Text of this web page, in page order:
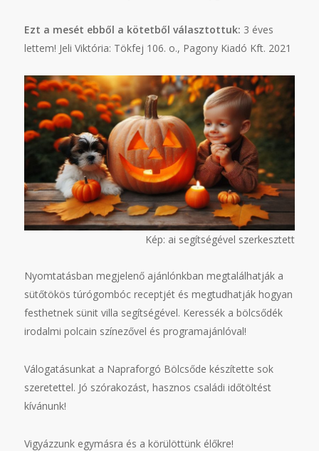
Ezt a mesét ebből a kötetből választottuk: 3 éves
lettem! Jeli Viktória: Tökfej 106. o., Pagony Kiadó Kft. 2021
Kép: ai segítségével szerkesztett
Nyomtatásban megjelenő ajánlónkban megtalálhatják a
sütőtökös túrógombóc receptjét és megtudhatják hogyan
festhetnek sünit villa segítségével. Keressék a bölcsődék
irodalmi polcain színezővel és programajánlóval!
Válogatásunkat a Napraforgó Bölcsőde készítette sok
szeretettel. Jó szórakozást, hasznos családi időtöltést
kívánunk!
Vigyázzunk egymásra és a körülöttünk élőkre!